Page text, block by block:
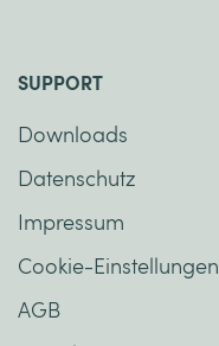
SUPPORT
Downloads
Datenschutz
Impressum
Cookie-Einstellungen
AGB